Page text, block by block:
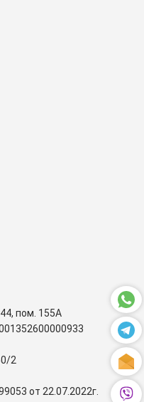
пом. 155А
2
от 22.07.2022г.